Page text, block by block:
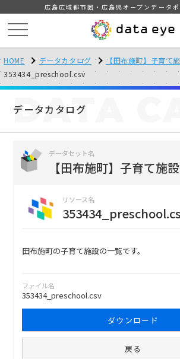
広島広域都市圏・広島県オープンデータ
HOME データカタログ
【田布施町】子育て
353434_preschool.csv
データカタログ
DATA
データセット名
【田布施町】子育て施
リソース名
田布施町の子育て施設の一覧です。
ファイル名
353434_preschool.csv
ダウンロード
戻る